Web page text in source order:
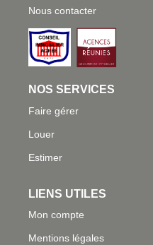
Nous contacter
NOS SERVICES
Faire gérer
Louer
Estimer
LIENS UTILES
Mon compte
Mentions légales